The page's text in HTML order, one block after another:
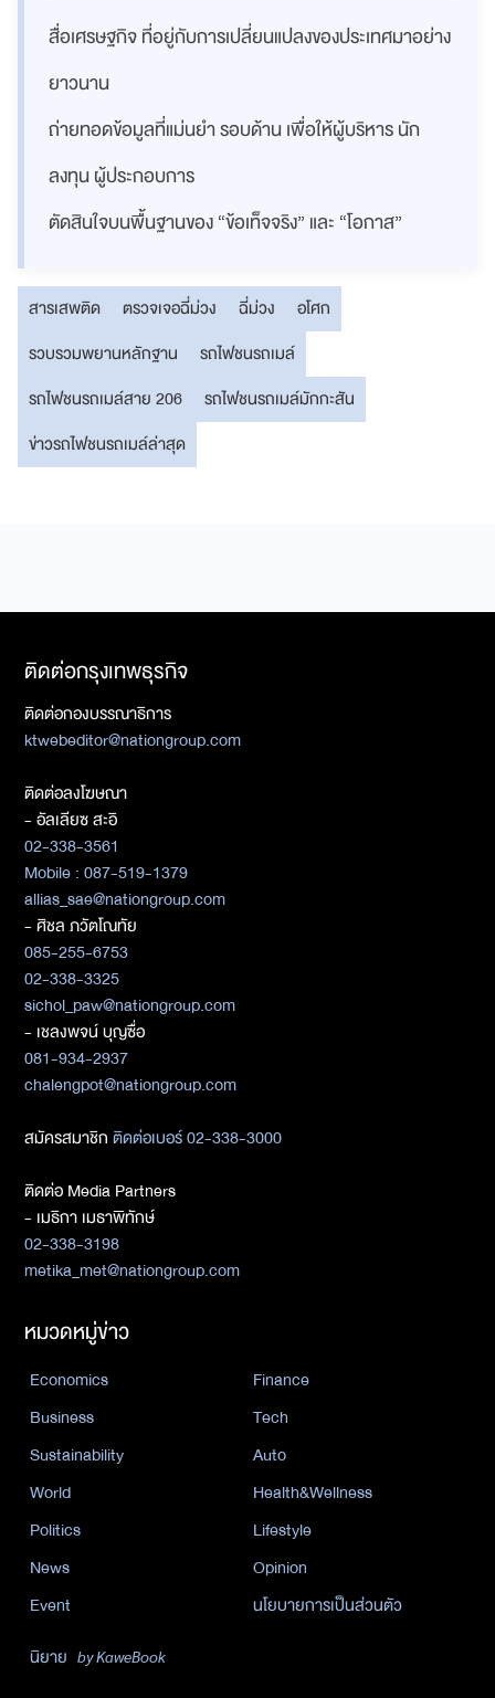
สื่อเศรษฐกิจ ที่อยู่กับการเปลี่ยนแปลงของประเทศมาอย่าง
ยาวนาน
ถ่ายทอดข้อมูลที่แม่นยำ รอบด้าน เพื่อให้ผู้บริหาร นัก
ลงทุน ผู้ประกอบการ
ตัดสินใจบนพื้นฐานของ “ข้อเท็จจริง” และ “โอกาส”
สารเสพติด ตรวจเจอฉี่ม่วง ฉี่ม่วง
อโศก
รวบรวมพยานหลักฐาน
รถไฟชนรถเมล์
รถไฟชนรถเมล์สาย 206
รถไฟชนรถเมล์มักกะสัน
ข่าวรถไฟชนรถเมล์ล่าสุด
ติดต่อกรุงเทพธุรกิจ
ติดต่อกองบรรณาธิการ
ktwebeditor@nationgroup.com
ติดต่อลงโฆษณา
- อัลเลียซ สะอิ
02-338-3561
Mobile : 087-519-1379
allias_sae@nationgroup.com
- ศิชล ภวัตโณทัย
085-255-6753
02-338-3325
sichol_paw@nationgroup.com
- เชลงพจน์ บุญซื่อ
081-934-2937
chalengpot@nationgroup.com
สมัครสมาชิกติดต่อเบอร์ 02-338-3000
ติดต่อ Media Partners
- เมธิกา เมธาพิทักษ์
02-338-3198
metika_met@nationgroup.com
หมวดหมู่ข่าว
Economics
Finance
Business
Tech
Sustainability
Auto
World
Health&Wellness
Politics
Lifestyle
News
Opinion
Event
นโยบายการเป็นส่วนตัว
นิยาย by KaweBook